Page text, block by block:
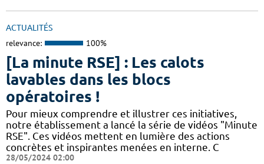
ACTUALITÉS
relevance: 100%
[La minute RSE] : Les calots
lavables dans les blocs
opératoires !
Pour mieux comprendre et illustrer ces initiatives,
notre établissement a lancé la série de vidéos "Minute
RSE". Ces vidéos mettent en lumière des actions
concrètes et inspirantes menées en interne. C
28/05/2024 02:00